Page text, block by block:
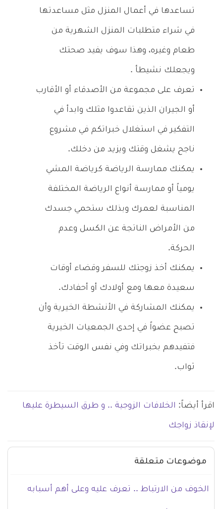
تساعدها في أعمال المنزل مثل مساعدتها
في شراء متطلبات المنزل الشهرية من
طعام وغيره، وهذا سوف يفيد صحتك
ويجعلك نشيطأ .
تعرف على مجموعة من الأصدقاء أو الأقارب
أو الجيران الذين تقاعدوا مثلك وابدأ في
التفكير في استغلال خبراتكم في مشروع
ناجح يشغل وقتك ويزيد من دخلك.
يمكنك ممارسة الرياضة كرياضة المشي
يومياً أو ممارسة أنواع الرياضة المختلفة
المناسبة لعمرك وبذلك ستحمي جسدك
من الأمراض الناتجة عن الكسل وعدم
الحركة.
يمكنك أخذ زوجتك للسفر وقضاء أوقات
سعيدة معها ومع أولادك أو أحفادك.
يمكنك المشاركة في الأنشطة الخيرية وأن
تصبح عضواً في إحدى الجمعيات الخيرية
فتفيدهم بخبراتك وفي نفس الوقت تأخذ
ثواب.
اقرأ أيضاً: الخلافات الزوجية .. و طرق السيطرة عليها
لإنقاذ زواجك
موضوعات متعلقة
الخوف من الارتباط .. تعرف عليه وعلى أهم أسبابه